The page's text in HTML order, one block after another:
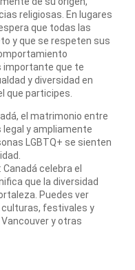
religiosas. En lugares
que todas las
y que se respeten sus
importante que te
y diversidad en
que participes.
el matrimonio entre
y ampliamente
LGBTQ+ se sienten
: Canadá celebra el
que la diversidad
Puedes ver
festivales y
y otras